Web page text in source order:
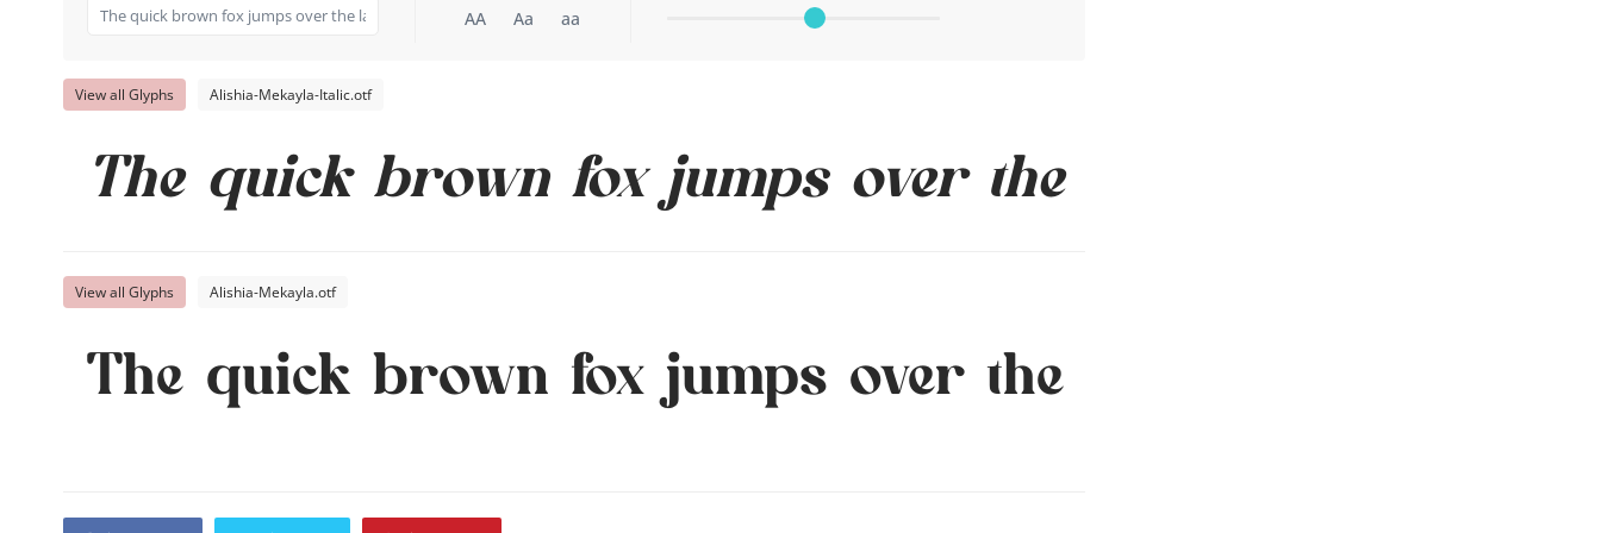
AA Aa aa
View all Glyphs Alishia-Mekayla-Italic.otf
The quick brown fox jumps over the lazy dog
View all Glyphs Alishia-Mekayla.otf
The quick brown fox jumps over the lazy dog